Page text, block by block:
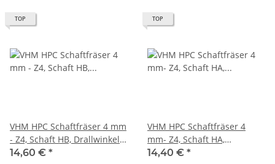
TOP
VHM HPC Schaftfräser 4 mm
- Z4, Schaft HB, Drallwinkel
35/38° Eckfase 45°
14,60 € *
TOP
VHM HPC Schaftfräser 4
mm- Z4, Schaft HA,
Drallwinkel 35/38° Eckfase
14,40 € *